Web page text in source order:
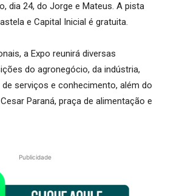
dia 24, do Jorge e Mateus. A pista
e Capital Inicial é gratuita.
a Expo reunirá diversas
do agronegócio, da indústria,
serviços e conhecimento, além do
Paraná, praça de alimentação e
Publicidade